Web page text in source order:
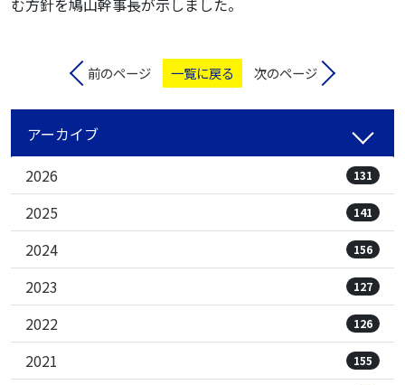
前のページ 一覧に戻る 次のページ
アーカイブ
2026
131
2025 141
2024 156
2023 127
2022 126
2021 155